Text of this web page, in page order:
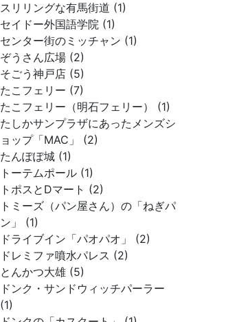
スリリングな有馬街道 (1)
セイドー外国語学院 (1)
センター街のミッチャン (1)
ぞうさん広場 (2)
そごう神戸店 (5)
たこフェリー (7)
たこフェリー（明石フェリー） (1)
たしかサンプラザにあったメンズシ
ョップ「MAC」 (2)
たんぽぽ城 (1)
トーテムポール (1)
トポスとDマート (2)
トミーズ（パン屋さん）の「ねぎパ
ン」 (1)
ドライブイン「パオパオ」 (2)
ドレミファ噴水パレス (2)
とんかつ大雄 (5)
ドンク・サンドウィッチパーラー
(1)